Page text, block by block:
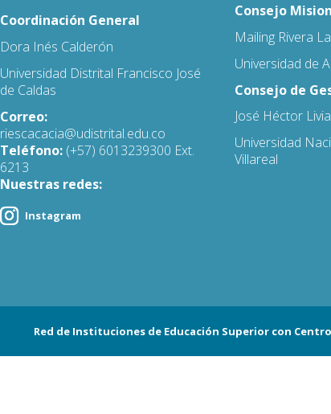
Coordinación General
Dora Inés Calderón
Universidad Distrital Francisco José
de Caldas
Correo:
riescacacia@udistrital.edu.co
Teléfono: (+57) 6013239300 Ext.
6213
Nuestras redes:
Instagram
Consejo
Mailing Rivera
Universidad de
Consejo de
José Héctor
Universidad
Villareal
Red de Instituciones de Educación Superior con